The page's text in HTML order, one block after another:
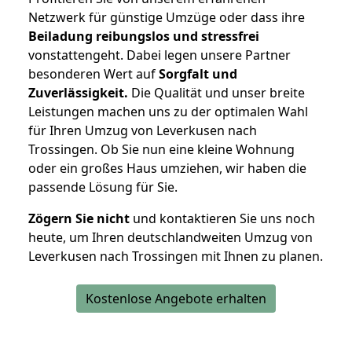
Netzwerk für günstige Umzüge oder dass ihre
Beiladung reibungslos und stressfrei
vonstattengeht. Dabei legen unsere Partner
besonderen Wert aufSorgfalt und
Zuverlässigkeit. Die Qualität und unser breite
Leistungen machen uns zu der optimalen Wahl
für Ihren Umzug von Leverkusen nach
Trossingen. Ob Sie nun eine kleine Wohnung
oder ein großes Haus umziehen, wir haben die
passende Lösung für Sie.
Zögern Sie nicht und kontaktieren Sie uns noch
heute, um Ihren deutschlandweiten Umzug von
Leverkusen nach Trossingen mit Ihnen zu planen.
Kostenlose Angebote erhalten